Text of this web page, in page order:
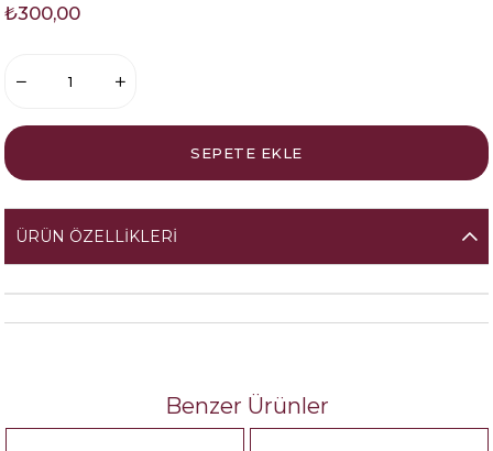
₺300,00
ÜRÜN ÖZELLIKLERI
Benzer Ürünler